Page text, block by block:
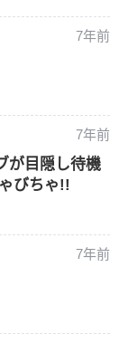
7年前
7年前
が目隠し待機
びちゃ!!
7年前